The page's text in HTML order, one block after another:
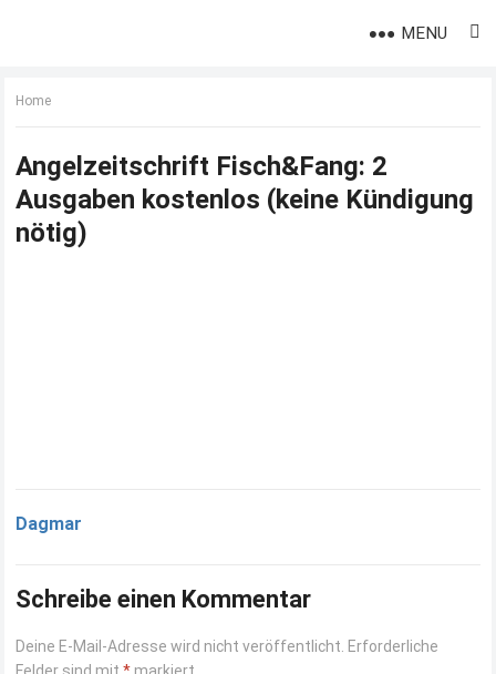
MENU
Home
Angelzeitschrift Fisch&Fang: 2
Ausgaben kostenlos (keine Kündigung
nötig)
Dagmar
Schreibe einen Kommentar
Deine E-Mail-Adresse wird nicht veröffentlicht. Erforderliche